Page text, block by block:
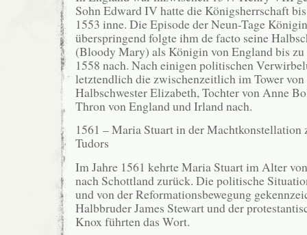
Sohn Edward IV hatte die Königsherrschaft
1553 inne. Die Episode der Neun-Tage
überspringend folgte ihm de facto seine
(Bloody Mary) als Königin von England bis zu
1558 nach. Nach einigen politischen
letztendlich die zwischenzeitlich im Tower
Halbschwester Elizabeth, Tochter von Anne
Thron von England und Irland nach.
1561 – Maria Stuart in der Machtkonstellation
Tudors
Im Jahre 1561 kehrte Maria Stuart im Alter
nach Schottland zurück. Die politische
und von der Reformationsbewegung
Halbbruder James Stewart und der
Knox führten das Wort.